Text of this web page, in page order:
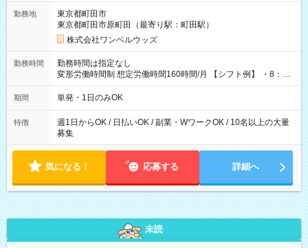
勤務地
東京都町田市
東京都町田市原町田（最寄り駅：町田駅）
株式会社ワンベルウッズ
勤務時間
勤務時間は指定なし
変形労働時間制 想定労働時間160時間/月 【シフト例】 ・8：00
～21：00
期間 単発・1日のみOK
特徴
週1日からOK / 日払いOK / 副業・WワークOK / 10名以上の大量
募集
気になる！ 応募する 詳細へ
未読